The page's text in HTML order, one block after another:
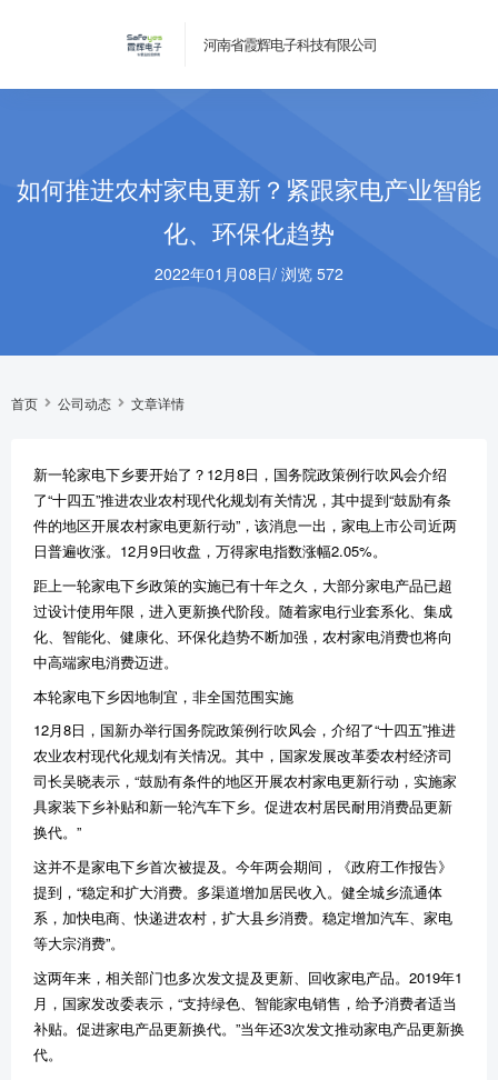
河南省霞辉电子科技有限公司
如何推进农村家电更新？紧跟家电产业智能
化、环保化趋势
2022年01月08日/ 浏览 572
首页 公司动态 文章详情
新一轮家电下乡要开始了？12月8日，国务院政策例行吹风会介绍
了“十四五”推进农业农村现代化规划有关情况，其中提到“鼓励有条
件的地区开展农村家电更新行动”，该消息一出，家电上市公司近两
日普遍收涨。12月9日收盘，万得家电指数涨幅2.05%。
距上一轮家电下乡政策的实施已有十年之久，大部分家电产品已超
过设计使用年限，进入更新换代阶段。随着家电行业套系化、集成
化、智能化、健康化、环保化趋势不断加强，农村家电消费也将向
中高端家电消费迈进。
本轮家电下乡因地制宜，非全国范围实施
12月8日，国新办举行国务院政策例行吹风会，介绍了“十四五”推进
农业农村现代化规划有关情况。其中，国家发展改革委农村经济司
司长吴晓表示，“鼓励有条件的地区开展农村家电更新行动，实施家
具家装下乡补贴和新一轮汽车下乡。促进农村居民耐用消费品更新
换代。”
这并不是家电下乡首次被提及。今年两会期间，《政府工作报告》
提到，“稳定和扩大消费。多渠道增加居民收入。健全城乡流通体
系，加快电商、快递进农村，扩大县乡消费。稳定增加汽车、家电
等大宗消费”。
这两年来，相关部门也多次发文提及更新、回收家电产品。2019年1
月，国家发改委表示，“支持绿色、智能家电销售，给予消费者适当
补贴。促进家电产品更新换代。”当年还3次发文推动家电产品更新换
代。